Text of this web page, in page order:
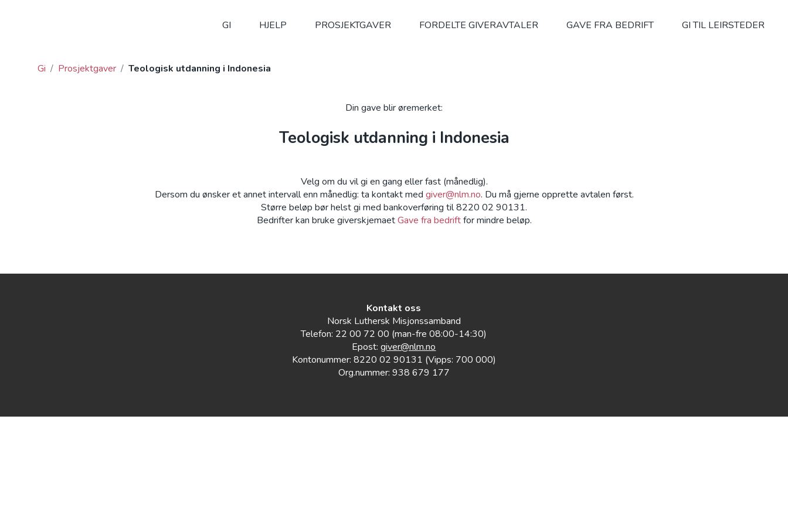
GI HJELP PROSJEKTGAVER FORDELTE GIVERAVTALER GAVE FRA BEDRIFT GI TIL LEIRSTEDER
Gi / Prosjektgaver / Teologisk utdanning i Indonesia
Din gave blir øremerket:
Teologisk utdanning i Indonesia
Velg om du vil gi en gang eller fast (månedlig).
Dersom du ønsker et annet intervall enn månedlig: ta kontakt med giver@nlm.no. Du må gjerne opprette avtalen først.
Større beløp bør helst gi med bankoverføring til 8220 02 90131.
Bedrifter kan bruke giverskjemaetGave fra bedriftfor mindre beløp.
Kontakt oss
Norsk Luthersk Misjonssamband
Telefon: 22 00 72 00 (man-fre 08:00-14:30)
Epost:giver@nlm.no
Kontonummer: 8220 02 90131 (Vipps: 700 000)
Org.nummer: 938 679 177